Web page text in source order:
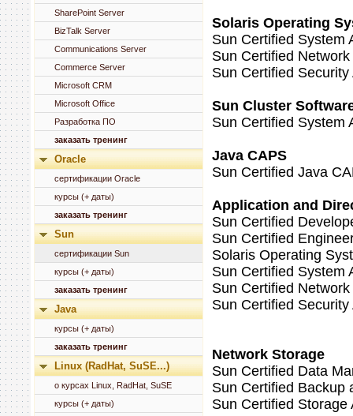
SharePoint Server
BizTalk Server
Communications Server
Commerce Server
Microsoft CRM
Microsoft Office
Разработка ПО
заказать тренинг
Oracle
сертификации Oracle
курсы (+ даты)
заказать тренинг
Sun
сертификации Sun
курсы (+ даты)
заказать тренинг
Java
курсы (+ даты)
заказать тренинг
Linux (RadHat, SuSE...)
о курсах Linux, RadHat, SuSE
курсы (+ даты)
Solaris Operating
Sun Certified System
Sun Certified
Sun Certified
Sun Cluster
Sun Certified System
Java CAPS
Sun Certified Java
Application and
Sun Certified
Sun Certified
Solaris Operating
Sun Certified System
Sun Certified
Sun Certified
Network Storage
Sun Certified Data
Sun Certified Backup
Sun Certified Storage